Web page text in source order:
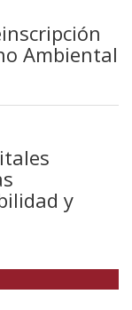
Ambiental
y